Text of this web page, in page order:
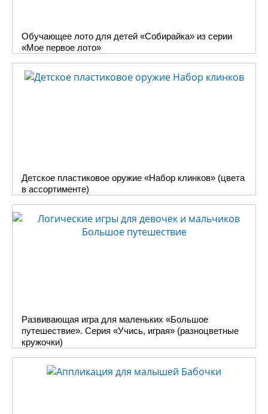
Обучающее лото для детей «Собирайка» из серии
«Мое первое лото»
Детское пластиковое оружие «Набор клинков» (цвета
в ассортименте)
Развивающая игра для маленьких «Большое
путешествие». Серия «Учись, играя» (разноцветные
кружочки)